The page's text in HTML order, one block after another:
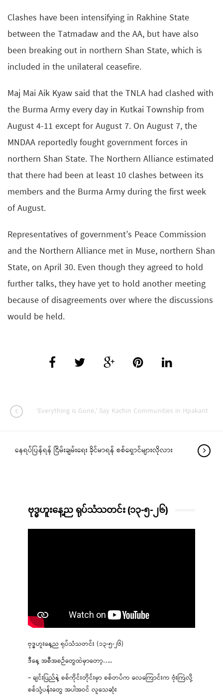
Clashes have been intensifying in Rakhine State
between the Tatmadaw and the AA, but have also
been breaking out in northern Shan State, which is
included in the unilateral ceasefire.
Maj Mai Aik Kyaw said that the TNLA had clashed with
the Burma Army every day in Kutkai Township from
August 4-11 except for August 7. On August 7, the
MNDAA reportedly fought government forces in
northern Shan State. The Northern Alliance estimated
that there had been at least 10 clashes between its
members and the Burma Army during the first week
of August.
Representatives of government’s Peace Commission
and the Northern Alliance met in Muse, northern Shan
State, on April 30. Even though they agreed to hold
further talks, they have yet to hold another meeting
because of disagreements over where the discussions
would be held.
‘Everything is Gone,’ Say Kachin Communities in Hpakant
နေရပ်ပြန်ရန် ငြိမ်းချမ်းရေး ခိုင်မာရန် စစ်ရှောင်များလိုလား
ဗုဒ္ဓဟူးနေ့ည ရုပ်သံသတင်း (၁၃-၅-၂၆)
ဗုဒ္ဓဟူးနေ့ည ရုပ်သံသတင်း (၁၃-၅-၂၆)
ဒီနေ့ အစီအစဉ်တွေထဲမှာတော့…..
– ချင်းပြည်နဲ့ စစ်ကိုင်းတိုင်းမှာ စစ်တပ်က လေကြောင်းက ဗုံးကြဲလို့
စစ်သုံ့ပန်းတွေ အပါအဝင် လူသေဆုံး